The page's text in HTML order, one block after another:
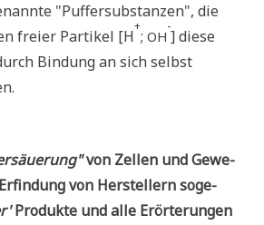
"Puf­fer­sub­stan­zen", die
frei­er Par­ti­kel [H
+
;OH
-
] die­se
Bin­dung an sich selbst
von Zel­len und Gewe­
von Her­stel­lern soge­
Pro­duk­te und alle Erör­te­run­gen